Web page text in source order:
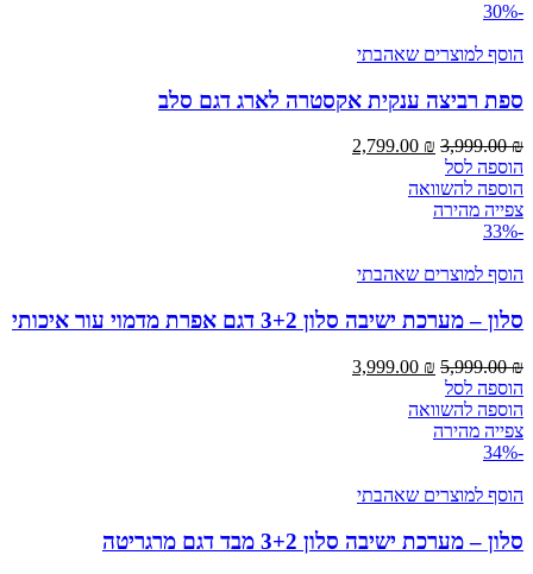
-30%
הוסף למוצרים שאהבתי
ספת רביצה ענקית אקסטרה לארג דגם סלב
3,999.00₪
המחיר
היה:
3,999.00 ₪.
2,799.00 ₪
הוספה לסל
הוספה להשוואה
צפייה מהירה
-33%
הוסף למוצרים שאהבתי
סלון – מערכת ישיבה סלון 3+2 דגם אפרת מדמוי עור איכותי
5,999.00₪
המחיר
היה:
5,999.00 ₪.
3,999.00 ₪
הוספה לסל
הוספה להשוואה
צפייה מהירה
-34%
הוסף למוצרים שאהבתי
סלון – מערכת ישיבה סלון 3+2 מבד דגם מרגריטה